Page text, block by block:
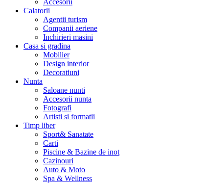
Accesorii
Calatorii
Agentii turism
Companii aeriene
Inchirieri masini
Casa si gradina
Mobilier
Design interior
Decoratiuni
Nunta
Saloane nunti
Accesorii nunta
Fotografi
Artisti si formatii
Timp liber
Sport& Sanatate
Carti
Piscine & Bazine de inot
Cazinouri
Auto & Moto
Spa & Wellness